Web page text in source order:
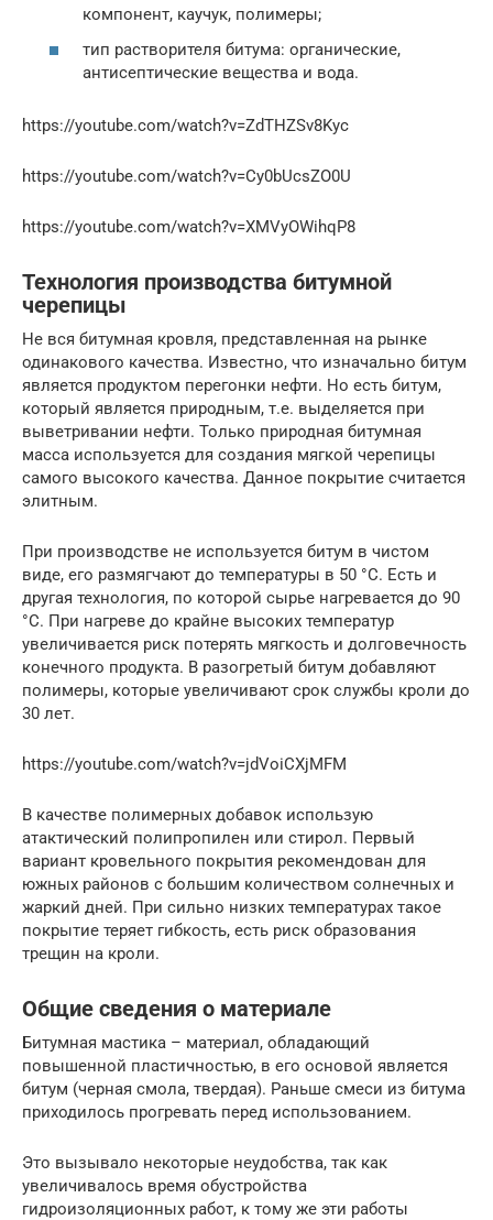
компонент, каучук, полимеры;
тип растворителя битума: органические,
антисептические вещества и вода.
https://youtube.com/watch?v=ZdTHZSv8Kyc
https://youtube.com/watch?v=Cy0bUcsZO0U
https://youtube.com/watch?v=XMVyOWihqP8
Технология производства битумной
черепицы
Не вся битумная кровля, представленная на рынке
одинакового качества. Известно, что изначально битум
является продуктом перегонки нефти. Но есть битум,
который является природным, т.е. выделяется при
выветривании нефти. Только природная битумная
масса используется для создания мягкой черепицы
самого высокого качества. Данное покрытие считается
элитным.
При производстве не используется битум в чистом
виде, его размягчают до температуры в 50 °С. Есть и
другая технология, по которой сырье нагревается до 90
°С. При нагреве до крайне высоких температур
увеличивается риск потерять мягкость и долговечность
конечного продукта. В разогретый битум добавляют
полимеры, которые увеличивают срок службы кроли до
30 лет.
https://youtube.com/watch?v=jdVoiCXjMFM
В качестве полимерных добавок использую
атактический полипропилен или стирол. Первый
вариант кровельного покрытия рекомендован для
южных районов с большим количеством солнечных и
жаркий дней. При сильно низких температурах такое
покрытие теряет гибкость, есть риск образования
трещин на кроли.
Общие сведения о материале
Битумная мастика – материал, обладающий
повышенной пластичностью, в его основой является
битум (черная смола, твердая). Раньше смеси из битума
приходилось прогревать перед использованием.
Это вызывало некоторые неудобства, так как
увеличивалось время обустройства
гидроизоляционных работ, к тому же эти работы